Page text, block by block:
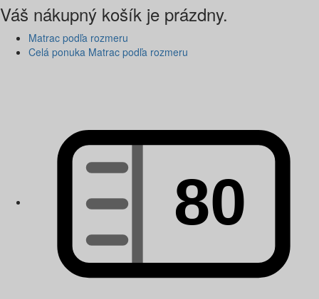
Váš nákupný košík je prázdny.
Matrac podľa rozmeru
Celá ponuka Matrac podľa rozmeru